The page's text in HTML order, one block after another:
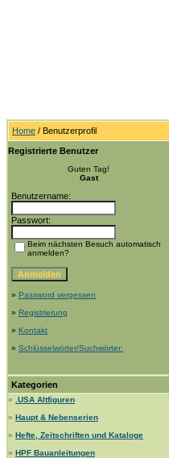
Home / Benutzerprofil
Registrierte Benutzer
Guten Tag!
Gast
Benutzername:
Passwort:
Beim nächsten Besuch automatisch
anmelden?
» Password vergessen
» Registrierung
» Kontakt
» Schlüsselwörter/Suchwörter:
Kategorien
»
.USA Altfiguren
» Haupt & Nebenserien
» Hefte, Zeitschriften und Kataloge
» HPF Bauanleitungen